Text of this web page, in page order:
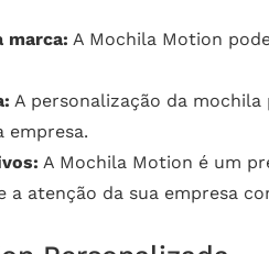
marca: A Mochila Motion
A personalização da
empresa.
A Mochila Motion é um
atenção da sua empresa